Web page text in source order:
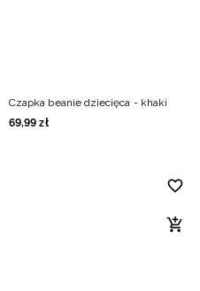
Czapka beanie dziecięca - khaki
69,99 zł